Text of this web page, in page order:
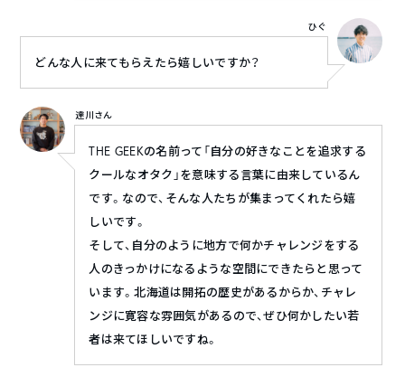
どんな人に来てもらえたら嬉しいですか？
ひぐ
達川さん
THE GEEKの名前って「自分の好きなことを追求する
クールなオタク」を意味する言葉に由来しているん
です。なので、そんな人たちが集まってくれたら嬉
しいです。
そして、自分のように地方で何かチャレンジをする
人のきっかけになるような空間にできたらと思って
います。北海道は開拓の歴史があるからか、チャレ
ンジに寛容な雰囲気があるので、ぜひ何かしたい若
者は来てほしいですね。